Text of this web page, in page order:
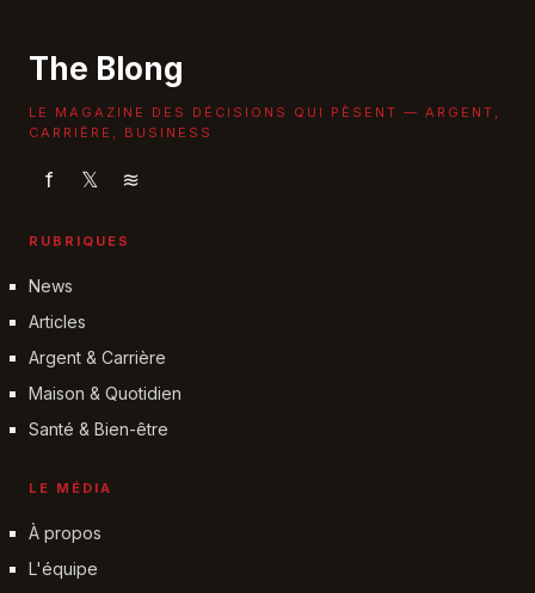
The Blong
LE MAGAZINE DES DÉCISIONS QUI PÈSENT — ARGENT,
CARRIÈRE, BUSINESS
f 𝕏 ≋
RUBRIQUES
News
Articles
Argent & Carrière
Maison & Quotidien
Santé & Bien-être
LE MÉDIA
À propos
L'équipe